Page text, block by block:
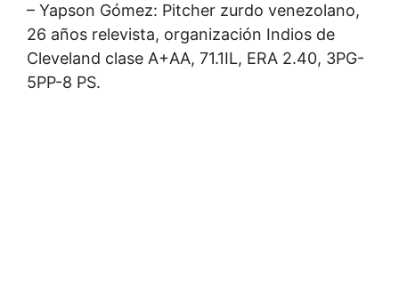
– Yapson Gómez: Pitcher zurdo venezolano,
26 años relevista, organización Indios de
Cleveland clase A+AA, 71.1IL, ERA 2.40, 3PG-
5PP-8 PS.